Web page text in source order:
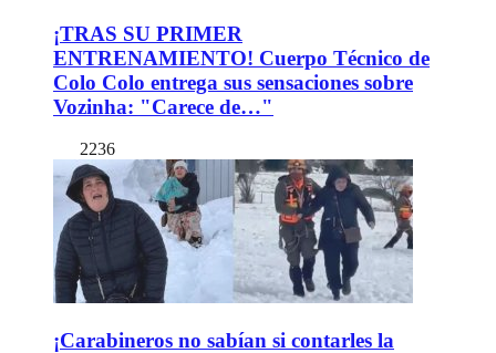
¡TRAS SU PRIMER
ENTRENAMIENTO! Cuerpo Técnico de
Colo Colo entrega sus sensaciones sobre
Vozinha: "Carece de…"
2236
¡Carabineros no sabían si contarles la